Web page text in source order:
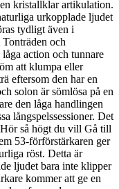
kristallklar artikulation.
urkopplade ljudet
tydligt även i
och
action och tunnare
att klumpa eller
eftersom den har en
solon är sömlösa på en
den låga handlingen
långspelssessioner. Det
så högt du vill Gå till
53-förförstärkaren ger
röst. Detta är
ljudet bara inte klipper
kommer att ge en